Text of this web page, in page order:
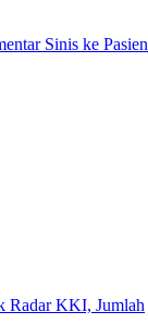
Sinis ke Pasien
Radar KKI, Jumlah